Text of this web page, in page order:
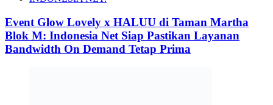
Event Glow Lovely x HALUU di Taman Martha
Blok M: Indonesia Net Siap Pastikan Layanan
Bandwidth On Demand Tetap Prima